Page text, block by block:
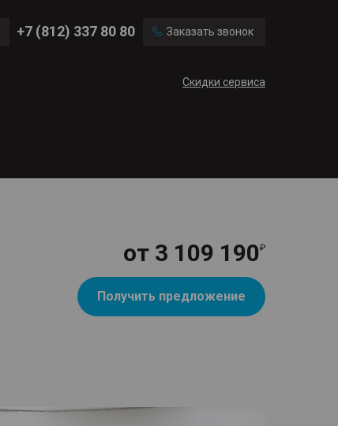
+7 (812) 337 80 80 Заказать звонок
Скидки сервиса
от 3 109 190
Получить предложение